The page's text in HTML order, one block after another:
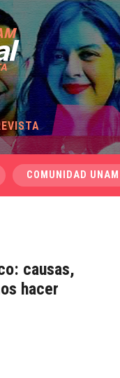
COMUNIDAD UNAM
causas,
hacer